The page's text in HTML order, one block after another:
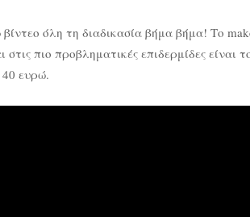
όλη τη διαδικασία βήμα βήμα! Το
πιο προβληματικές επιδερμίδες είναι
40 ευρώ.